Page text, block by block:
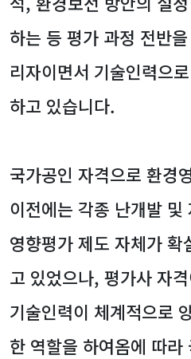
하는 등 평가 과정 전반
리자이면서 기술인력으
하고 있습니다.
국가공인 자격으로 환경
이전에는 각종 난개발 및
영향평가 제도 자체가
고 있었으나, 평가사 자
기술인력이 체계적으로
한 역할을 하여옴에 따